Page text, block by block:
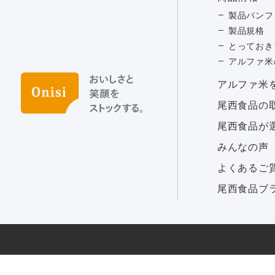
製品パン
製品規格
とってお
アルファ
アルファ⽶
尾西食品の
尾西食品が
みんなの声
よくあるご
尾西食品ブ